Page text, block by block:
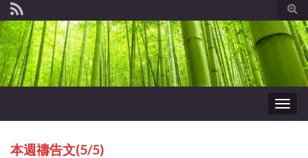
本週禱告文(5/5)